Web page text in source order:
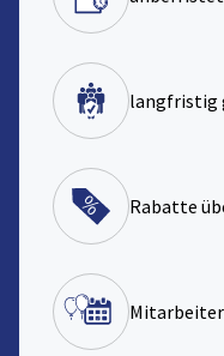
langfristig
Rabatte